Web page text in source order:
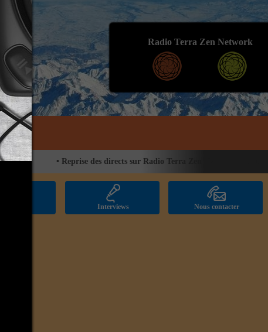
Radio Terra Zen Network
Reprise des directs sur Radio Terra Zen TV
Interviews Nous contacter